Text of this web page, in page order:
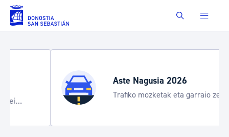
Eduki nagusira joan Buscar
Aste Nagusia 2026
Trafiko mozketak eta garraio zerbitzu
bereziak